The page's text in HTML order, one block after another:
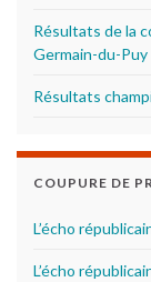
Résultats de la
Germain-du-Puy
Résultats
COUPURE DE
L’écho
L’écho